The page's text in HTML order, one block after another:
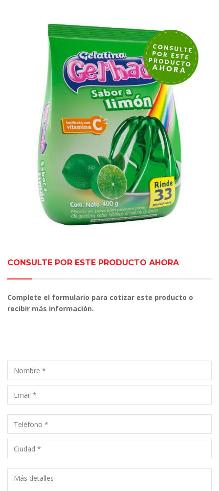
CONSULTE POR ESTE PRODUCTO AHORA
Complete el formulario para cotizar este producto o
recibir más información.